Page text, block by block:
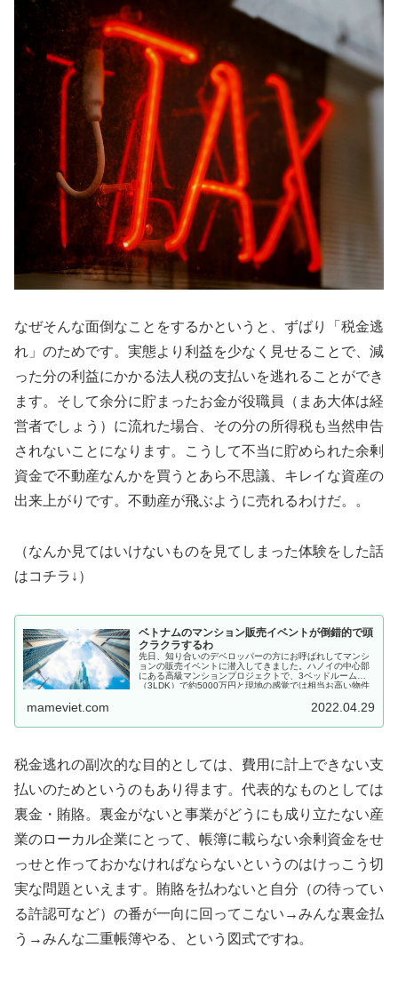
なぜそんな面倒なことをするかというと、ずばり「税金逃
れ」のためです。実態より利益を少なく見せることで、減
った分の利益にかかる法人税の支払いを逃れることができ
ます。そして余分に貯まったお金が役職員（まあ大体は経
営者でしょう）に流れた場合、その分の所得税も当然申告
されないことになります。こうして不当に貯められた余剰
資金で不動産なんかを買うとあら不思議、キレイな資産の
出来上がりです。不動産が飛ぶように売れるわけだ。。
（なんか見てはいけないものを見てしまった体験をした話
はコチラ↓）
ベトナムのマンション販売イベントが倒錯的で頭
クラクラするわ
先日、知り合いのデベロッパーの方にお呼ばれしてマンシ
ョンの販売イベントに潜入してきました。ハノイの中心部
にある高級マンションプロジェクトで、3ベッドルーム
（3LDK）で約5000万円と現地の感覚では相当お高い物件
mameviet.com 2022.04.29
税金逃れの副次的な目的としては、費用に計上できない支
払いのためというのもあり得ます。代表的なものとしては
裏金・賄賂。裏金がないと事業がどうにも成り立たない産
業のローカル企業にとって、帳簿に載らない余剰資金をせ
っせと作っておかなければならないというのはけっこう切
実な問題といえます。賄賂を払わないと自分（の待ってい
る許認可など）の番が一向に回ってこない→みんな裏金払
う→みんな二重帳簿やる、という図式ですね。